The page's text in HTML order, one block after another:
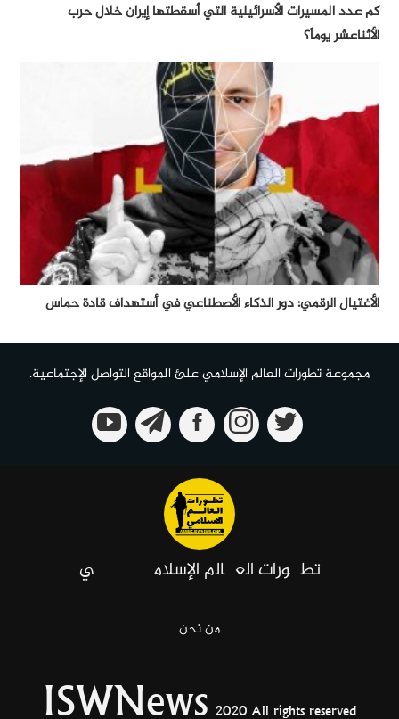
كم عدد المسيرات الأسرائيلية التي أسقطتها إيران خلال حرب
الأثناعشر يوماً؟
الأغتيال الرقمي: دور الذكاء الأصطناعي في أستهداف قادة حماس
مجموعة تطورات العالم الإسلامي علئ المواقع التواصل الإجتماعية.
تطــورات العــالم الإسلامـــــــــــي
من نحن
ISWNews 2020 All rights reserved